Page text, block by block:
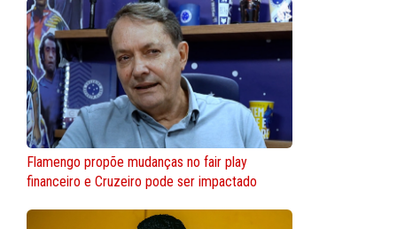
Flamengo propõe mudanças no fair play
financeiro e Cruzeiro pode ser impactado